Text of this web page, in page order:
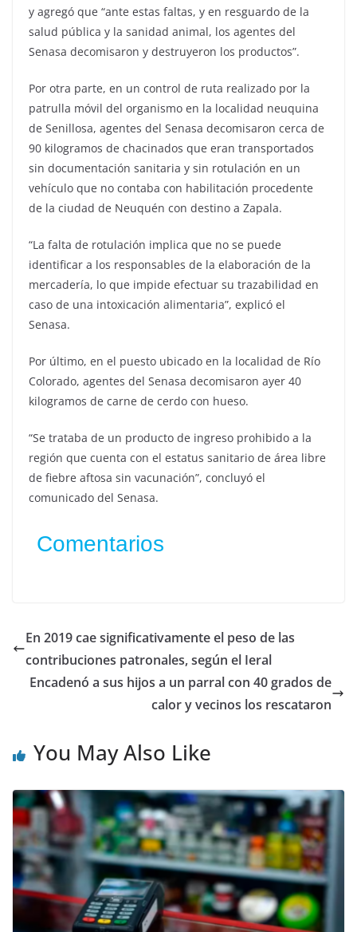
y agregó que “ante estas faltas, y en resguardo de la
salud pública y la sanidad animal, los agentes del
Senasa decomisaron y destruyeron los productos”.
Por otra parte, en un control de ruta realizado por la
patrulla móvil del organismo en la localidad neuquina
de Senillosa, agentes del Senasa decomisaron cerca de
90 kilogramos de chacinados que eran transportados
sin documentación sanitaria y sin rotulación en un
vehículo que no contaba con habilitación procedente
de la ciudad de Neuquén con destino a Zapala.
“La falta de rotulación implica que no se puede
identificar a los responsables de la elaboración de la
mercadería, lo que impide efectuar su trazabilidad en
caso de una intoxicación alimentaria”, explicó el
Senasa.
Por último, en el puesto ubicado en la localidad de Río
Colorado, agentes del Senasa decomisaron ayer 40
kilogramos de carne de cerdo con hueso.
“Se trataba de un producto de ingreso prohibido a la
región que cuenta con el estatus sanitario de área libre
de fiebre aftosa sin vacunación”, concluyó el
comunicado del Senasa.
Comentarios
En 2019 cae significativamente el peso de las
contribuciones patronales, según el Ieral
Encadenó a sus hijos a un parral con 40 grados de
calor y vecinos los rescataron
You May Also Like